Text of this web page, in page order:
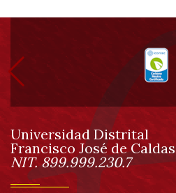
Información
pie
de
página
Información
Universidad Distrital
Francisco José de Caldas
NIT. 899.999.230.7